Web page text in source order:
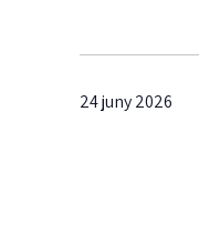
24 juny 2026